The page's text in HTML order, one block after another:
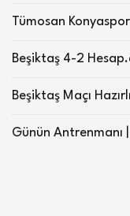
Tümosan Konyaspor
Beşiktaş 4-2
Beşiktaş Maçı
Günün